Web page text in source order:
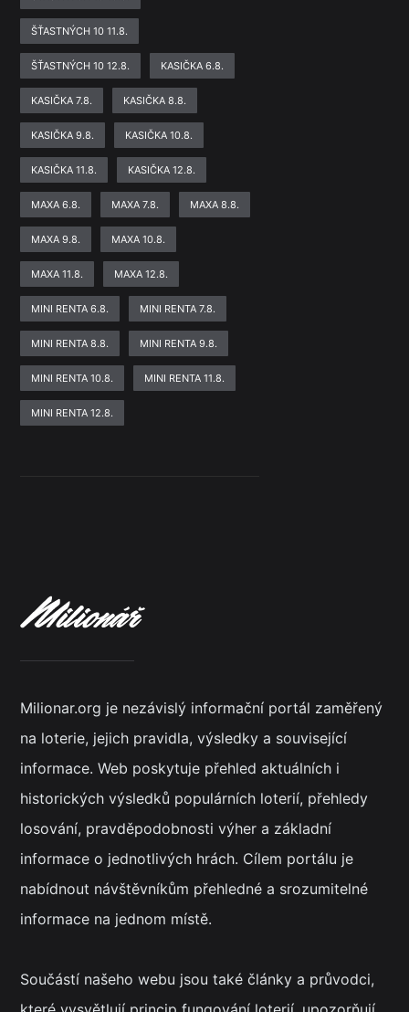
ŠŤASTNÝCH 10 11.8.
ŠŤASTNÝCH 10 12.8. KASIČKA 6.8.
KASIČKA 7.8. KASIČKA 8.8.
KASIČKA 9.8. KASIČKA 10.8.
KASIČKA 11.8. KASIČKA 12.8.
MAXA 6.8. MAXA 7.8. MAXA 8.8.
MAXA 9.8. MAXA 10.8.
MAXA 11.8. MAXA 12.8.
MINI RENTA 6.8. MINI RENTA 7.8.
MINI RENTA 8.8. MINI RENTA 9.8.
MINI RENTA 10.8. MINI RENTA 11.8.
MINI RENTA 12.8.
Milionar.org je nezávislý informační portál zaměřený
na loterie, jejich pravidla, výsledky a související
informace. Web poskytuje přehled aktuálních i
historických výsledků populárních loterií, přehledy
losování, pravděpodobnosti výher a základní
informace o jednotlivých hrách. Cílem portálu je
nabídnout návštěvníkům přehledné a srozumitelné
informace na jednom místě.
Součástí našeho webu jsou také články a průvodci,